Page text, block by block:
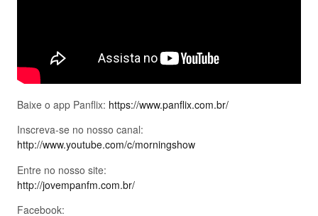
Baixe o app Panflix: https://www.panflix.com.br/
Inscreva-se no nosso canal:
http://www.youtube.com/c/morningshow
Entre no nosso site:
http://jovempanfm.com.br/
Facebook: